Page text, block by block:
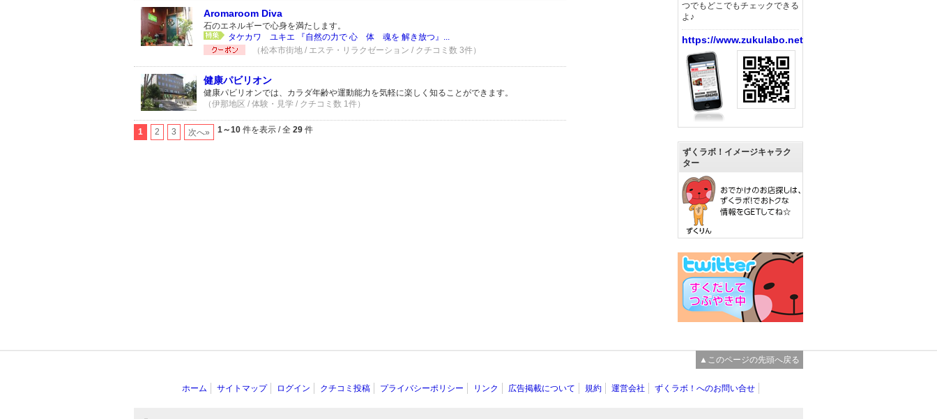
Aromaroom Diva
石のエネルギーで心身を満たします。
タケカワ ユキエ 『自然の力で 心 体 魂を 解き放つ』...
（松本市街地 / エステ・リラクゼーション / クチコミ数 3件）
健康パビリオン
健康パビリオンでは、カラダ年齢や運動能力を気軽に楽しく知ることができます。
（伊那地区 / 体験・見学 / クチコミ数 1件）
1 2 3 次へ» 1～10 件を表示 / 全 29 件
つでもどこでもチェックできる
よ♪
https://www.zukulabo.net/
ずくラボ！イメージキャラク
ター
▲このページの先頭へ戻る
ホーム サイトマップ ログイン クチコミ投稿 プライバシーポリシー リンク 広告掲載について 規約 運営会社 ずくラボ！へのお問い合せ